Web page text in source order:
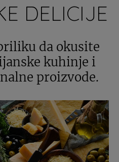
DELICIJE
da okusite
kuhinje i
proizvode.